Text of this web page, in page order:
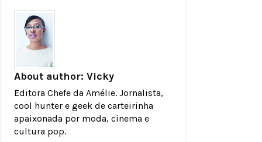
About author: Vicky
Editora Chefe da Amélie. Jornalista,
cool hunter e geek de carteirinha
apaixonada por moda, cinema e
cultura pop.